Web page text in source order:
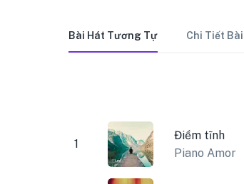
Bài Hát Tương Tự Chi Tiết
1
Điềm tĩnh
Piano Amor